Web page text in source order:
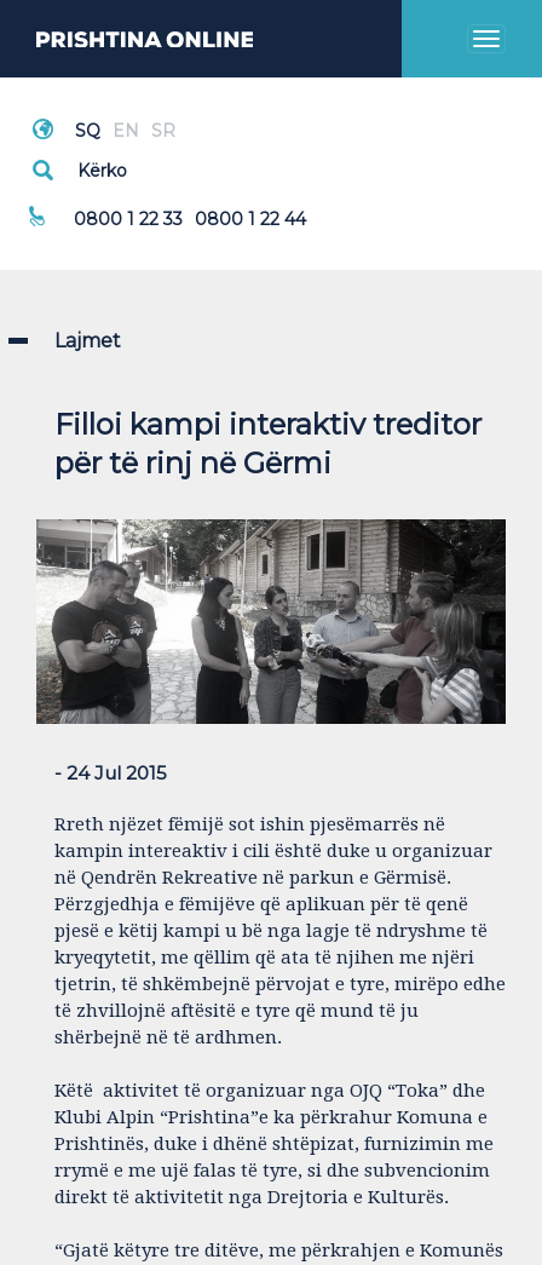
Toggle
Thirrje Emergjente
0800 1 22 33 0800 1 22 44
Lajmet
Filloi kampi interaktiv treditor
për të rinj në Gërmi
- 24 Jul 2015
Rreth njëzet fëmijë sot ishin pjesëmarrës në
kampin intereaktiv i cili është duke u organizuar
në Qendrën Rekreative në parkun e Gërmisë.
Përzgjedhja e fëmijëve që aplikuan për të qenë
pjesë e këtij kampi u bë nga lagje të ndryshme të
kryeqytetit, me qëllim që ata të njihen me njëri
tjetrin, të shkëmbejnë përvojat e tyre, mirëpo edhe
të zhvillojnë aftësitë e tyre që mund të ju
shërbejnë në të ardhmen.
Këtë aktivitet të organizuar nga OJQ “Toka” dhe
Klubi Alpin “Prishtina”e ka përkrahur Komuna e
Prishtinës, duke i dhënë shtëpizat, furnizimin me
rrymë e me ujë falas të tyre, si dhe subvencionim
direkt të aktivitetit nga Drejtoria e Kulturës.
“Gjatë këtyre tre ditëve, me përkrahjen e Komunës